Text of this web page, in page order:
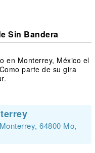
Sin Bandera
en Monterrey, México el
parte de su gira
64800 Mo,